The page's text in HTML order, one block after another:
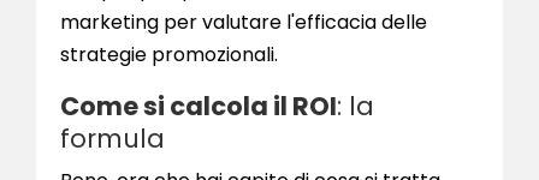
marketing per valutare l'efficacia delle
strategie promozionali.
Come si calcola il ROI: la
formula